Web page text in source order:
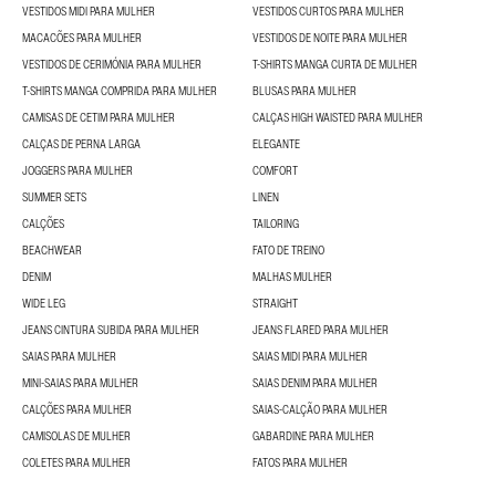
VESTIDOS MIDI PARA MULHER
VESTIDOS CURTOS PARA MULHER
MACACÕES PARA MULHER
VESTIDOS DE NOITE PARA MULHER
VESTIDOS DE CERIMÓNIA PARA MULHER
T-SHIRTS MANGA CURTA DE MULHER
T-SHIRTS MANGA COMPRIDA PARA MULHER
BLUSAS PARA MULHER
CAMISAS DE CETIM PARA MULHER
CALÇAS HIGH WAISTED PARA MULHER
CALÇAS DE PERNA LARGA
ELEGANTE
JOGGERS PARA MULHER
COMFORT
SUMMER SETS
LINEN
CALÇÕES
TAILORING
BEACHWEAR
FATO DE TREINO
DENIM
MALHAS MULHER
WIDE LEG
STRAIGHT
JEANS CINTURA SUBIDA PARA MULHER
JEANS FLARED PARA MULHER
SAIAS PARA MULHER
SAIAS MIDI PARA MULHER
MINI-SAIAS PARA MULHER
SAIAS DENIM PARA MULHER
CALÇÕES PARA MULHER
SAIAS-CALÇÃO PARA MULHER
CAMISOLAS DE MULHER
GABARDINE PARA MULHER
COLETES PARA MULHER
FATOS PARA MULHER